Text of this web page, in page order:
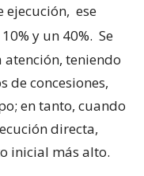
ejecución, ese
y un 40%. Se
teniendo
de concesiones,
en tanto, cuando
directa,
inicial más alto.